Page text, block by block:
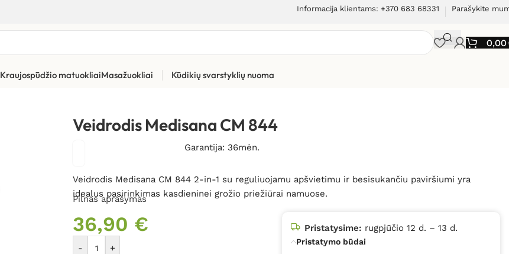
Informacija klientams: +370 683 68331 Parašykite
0,00
Kraujospūdžio matuokliaiMasažuokliai Kūdikių svarstyklių nuoma
Veidrodis Medisana CM 844
Veidrodis Medisana CM 844
Garantija: 36mėn.
Veidrodis Medisana CM 844 2-in-1 su reguliuojamu apšvietimu ir besisukančiu paviršiumi yra
idealus pasirinkimas kasdieninei grožio priežiūrai namuose.
Pilnas aprašymas
36,90 €
- +
Pristatysime: rugpjūčio 12 d. – 13 d.
Pristatymo būdai